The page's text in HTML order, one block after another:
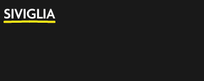
SIVIGLIA